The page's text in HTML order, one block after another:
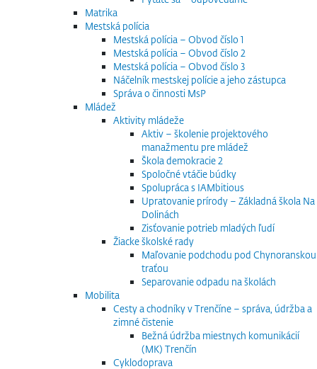
Matrika
Mestská polícia
Mestská polícia – Obvod číslo 1
Mestská polícia – Obvod číslo 2
Mestská polícia – Obvod číslo 3
Náčelník mestskej polície a jeho zástupca
Správa o činnosti MsP
Mládež
Aktivity mládeže
Aktiv – školenie projektového
manažmentu pre mládež
Škola demokracie 2
Spoločné vtáčie búdky
Spolupráca s IAMbitious
Upratovanie prírody – Základná škola Na
Dolinách
Zisťovanie potrieb mladých ľudí
Žiacke školské rady
Maľovanie podchodu pod Chynoranskou
traťou
Separovanie odpadu na školách
Mobilita
Cesty a chodníky v Trenčíne – správa, údržba a
zimné čistenie
Bežná údržba miestnych komunikácií
(MK) Trenčín
Cyklodoprava